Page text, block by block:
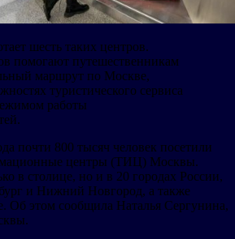
шесть таких центров.
помогают путешественникам
маршрут по Москве,
туристического сервиса
работы
почти 800 тысяч человек посетили
центры (ТИЦ) Москвы.
в столице, но и в 20 городах России,
и Нижний Новгород, а также
Об этом сообщила Наталья Сергунина,